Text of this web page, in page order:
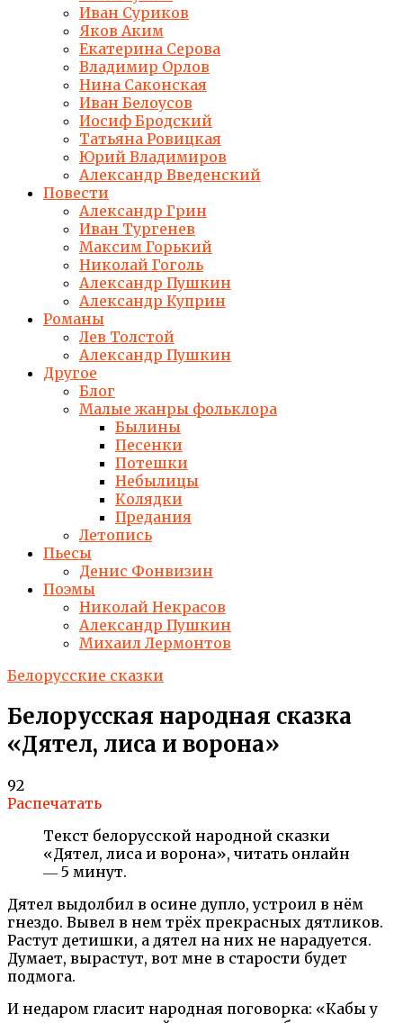
Иван Суриков
Яков Аким
Екатерина Серова
Владимир Орлов
Нина Саконская
Иван Белоусов
Иосиф Бродский
Татьяна Ровицкая
Юрий Владимиров
Александр Введенский
Повести
Александр Грин
Иван Тургенев
Максим Горький
Николай Гоголь
Александр Пушкин
Александр Куприн
Романы
Лев Толстой
Александр Пушкин
Другое
Блог
Малые жанры фольклора
Былины
Песенки
Потешки
Небылицы
Колядки
Предания
Летопись
Пьесы
Денис Фонвизин
Поэмы
Николай Некрасов
Александр Пушкин
Михаил Лермонтов
Белорусские сказки
Белорусская народная сказка
«Дятел, лиса и ворона»
92
Распечатать
Текст белорусской народной сказки
«Дятел, лиса и ворона», читать онлайн
― 5 минут.
Дятел выдолбил в осине дупло, устроил в нём
гнездо. Вывел в нем трёх прекрасных дятликов.
Растут детишки, а дятел на них не нарадуется.
Думает, вырастут, вот мне в старости будет
подмога.
И недаром гласит народная поговорка: «Кабы у